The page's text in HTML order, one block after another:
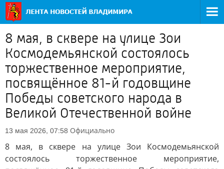
8 мая, в сквере на улице Зои
Космодемьянской состоялось
торжественное мероприятие,
посвящённое 81-й годовщине
Победы советского народа в
Великой Отечественной войне
13 мая 2026, 07:58 Официально
8 мая, в сквере на улице Зои Космодемьянской
состоялось торжественное мероприятие,